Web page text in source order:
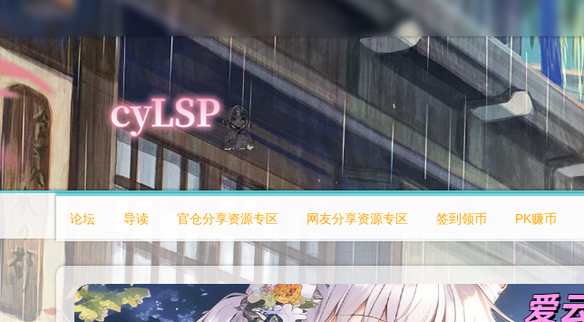
论坛 导读 官仓分享资源专区 网友分享资源专区 签到领币 PK赚币